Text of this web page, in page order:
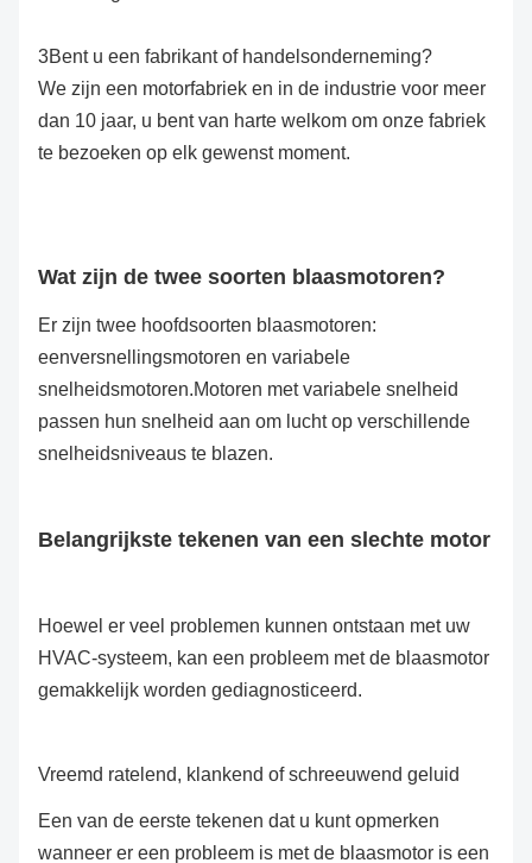
3Bent u een fabrikant of handelsonderneming?
We zijn een motorfabriek en in de industrie voor meer
dan 10 jaar, u bent van harte welkom om onze fabriek
te bezoeken op elk gewenst moment.
Wat zijn de twee soorten blaasmotoren?
Er zijn twee hoofdsoorten blaasmotoren:
eenversnellingsmotoren en variabele
snelheidsmotoren.Motoren met variabele snelheid
passen hun snelheid aan om lucht op verschillende
snelheidsniveaus te blazen.
Belangrijkste tekenen van een slechte motor
Hoewel er veel problemen kunnen ontstaan met uw
HVAC-systeem, kan een probleem met de blaasmotor
gemakkelijk worden gediagnosticeerd.
Vreemd ratelend, klankend of schreeuwend geluid
Een van de eerste tekenen dat u kunt opmerken
wanneer er een probleem is met de blaasmotor is een